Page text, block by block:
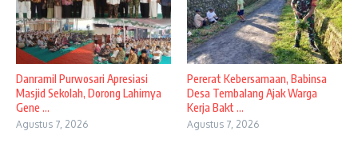
Danramil Purwosari Apresiasi
Masjid Sekolah, Dorong Lahirnya
Gene ...
Agustus 7, 2026
Pererat Kebersamaan, Babinsa
Desa Tembalang Ajak Warga
Kerja Bakt ...
Agustus 7, 2026